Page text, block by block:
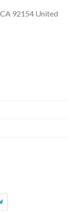
92154 United